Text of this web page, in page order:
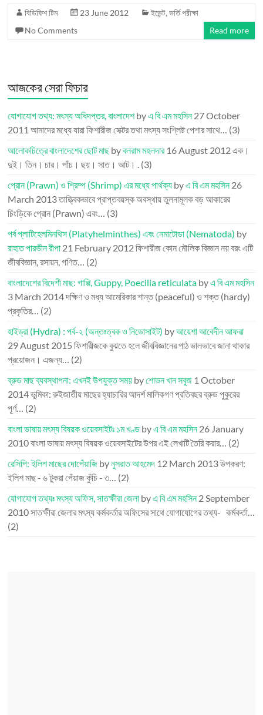
বিডিফিশ টিম 23 June 2012 ইভেন্ট,ভর্তি পরীক্ষা
No Comments
Read more
আজকের সেরা ফিচার
যোগাযোগ তথ্য: মৎস্য অধিদপ্তর, বাংলাদেশbyএ বি এম মহসিন27 October
2011 আমাদের মধ্যে যারা ফিশারীজ সেক্টর তথা মৎস্য সংশ্লিষ্ট পেশার সাথে… (3)
আলোকচিত্রে বাংলাদেশের ছোট মাছbyবলরাম মহলদার 16 August 2012এক।
দুই। তিন। চার। পাঁচ। ছয়। সাত। আট। . (3)
প্রোন (Prawn) ও শ্রিম্প (Shrimp) এর মধ্যে পার্থক্য byএ বি এম মহসিন26
March 2013তাত্ত্বিকভাবে প্রাপ্তবয়স্ক অবস্থায় তুলনামূলক বড় আকারের
চিংড়িকে প্রোন (Prawn) এবং… (3)
পর্ব প্লাটিহেলমিনথিস (Platyhelminthes) এবং নেমাটোডা (Nematoda) by
রাহাত পারভীন রীপা 21 February 2012ফিশারীজ কোন মৌলিক বিজ্ঞান নয় বরং এটি
জীববিজ্ঞান, রসায়ন, গণিত… (2)
বাংলাদেশের বিদেশী মাছ: গাপ্পি, Guppy, Poecilia reticulata byএ বি এম মহসিন
3 March 2014দক্ষিণ ও মধ্য আমেরিকার শান্ত (peaceful) ও শক্ত (hardy)
প্রকৃতির… (2)
হাইড্রা (Hydra) : পর্ব-২ (অন্তঃত্বক ও নিডোসাইট) byআয়েশা আবেদীন আফরা
29 August 2015 ফিশারীজকে বুঝতে হলে জীববিজ্ঞানের পাঠ ভালভাবে জানা থাকার
প্রয়োজন। এজন্য… (2)
ব্রুড মাছ ব্যবস্থাপনা: এখনই উপযুক্ত সময় byশোভন খান সবুজ 1 October
2014ভূমিকা: রুইজাতীয় মাছের হ্যাচারির আদর্শ মালিকগণ প্রতিবছর ব্রুড পুকুরের
পূর্ণ… (2)
বাংলা ভাষায় মৎস্য বিষয়ক ওয়েবসাইটঃ ১ম খণ্ড byএ বি এম মহসিন26 January
2010বাংলা ভাষায় মৎস্য বিষয়ক ওয়েবসাইটের উপর এই লেখাটি তৈরি করার… (2)
রেসিপি: ইলিশ মাছের দোপেঁয়াজি byনুসরাত আহমেদ 12 March 2013উপকরণ:
ইলিশ মাছ - ৬ টুকরা পেঁয়াজ কুঁচি - ৩… (2)
যোগাযোগ তথ্যঃ মৎস্য অফিস, সাতক্ষীরা জেলা byএ বি এম মহসিন2 September
2010সাতক্ষীরা জেলার মৎস্য কর্মকর্তার অফিসের সাথে যোগাযোগের তথ্য- কর্মকর্তা…
(2)